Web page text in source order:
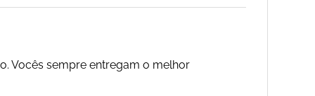
Vocês sempre entregam o melhor